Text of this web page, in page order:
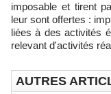
imposable et tirent
leur sont offertes :
liées à des activités
relevant d'activités
AUTRES